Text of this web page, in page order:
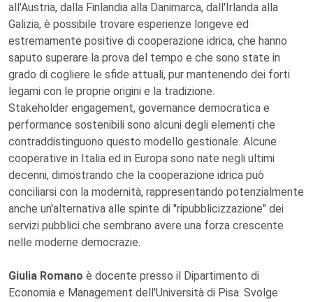
all'Austria, dalla Finlandia alla Danimarca, dall'Irlanda alla
Galizia, è possibile trovare esperienze longeve ed
estremamente positive di cooperazione idrica, che hanno
saputo superare la prova del tempo e che sono state in
grado di cogliere le sfide attuali, pur mantenendo dei forti
legami con le proprie origini e la tradizione.
Stakeholder engagement, governance democratica e
performance sostenibili sono alcuni degli elementi che
contraddistinguono questo modello gestionale. Alcune
cooperative in Italia ed in Europa sono nate negli ultimi
decenni, dimostrando che la cooperazione idrica può
conciliarsi con la modernità, rappresentando potenzialmente
anche un'alternativa alle spinte di "ripubblicizzazione" dei
servizi pubblici che sembrano avere una forza crescente
nelle moderne democrazie.
Giulia Romano è docente presso il Dipartimento di
Economia e Management dell'Università di Pisa. Svolge